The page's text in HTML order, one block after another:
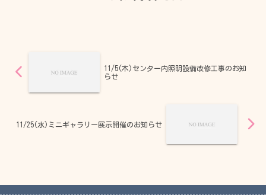
11/5(木)センター内照明設備改修工事のお知
らせ
11/25(水)ミニギャラリー展示開催のお知らせ